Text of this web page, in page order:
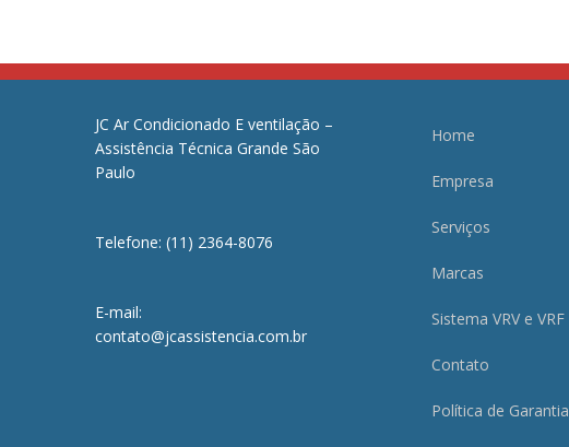
JC Ar Condicionado E ventilação –
Assistência Técnica Grande São
Paulo
Telefone: (11) 2364-8076
E-mail:
contato@jcassistencia.com.br
Home
Empresa
Serviços
Marcas
Sistema VRV e VRF
Contato
Política de Garantia